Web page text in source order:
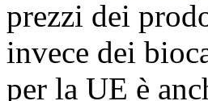
prezzi dei
invece dei
per la UE è